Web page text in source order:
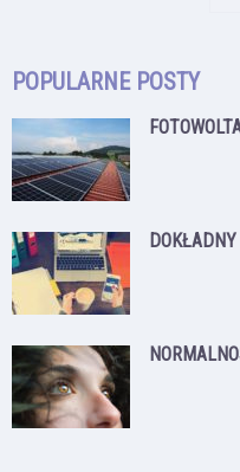
POPULARNE POSTY